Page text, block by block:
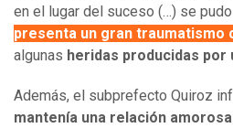
en el lugar del suceso (…) se
presenta un gran traumatismo
algunas heridas producidas por
Además, el subprefecto Quiroz
mantenía una relación